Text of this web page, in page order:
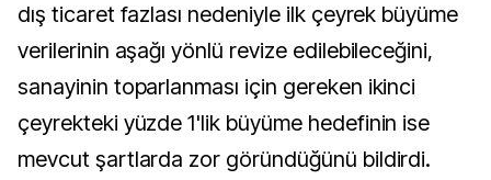
dış ticaret fazlası nedeniyle ilk çeyrek büyüme
verilerinin aşağı yönlü revize edilebileceğini,
sanayinin toparlanması için gereken ikinci
çeyrekteki yüzde 1'lik büyüme hedefinin ise
mevcut şartlarda zor göründüğünü bildirdi.